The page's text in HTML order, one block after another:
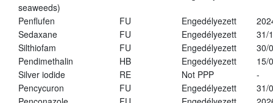
seaweeds)
Penflufen FU Engedélyezett
Sedaxane
FU Engedélyezett
31/
Silthiofam
FU Engedélyezett
30/
Pendimethalin
HB Engedélyezett
15/
Silver iodide
RE Not PPP
-
Pencycuron
FU Engedélyezett
31/